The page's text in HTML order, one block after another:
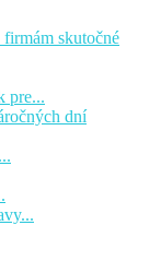
firmám skutočné
pre...
dní